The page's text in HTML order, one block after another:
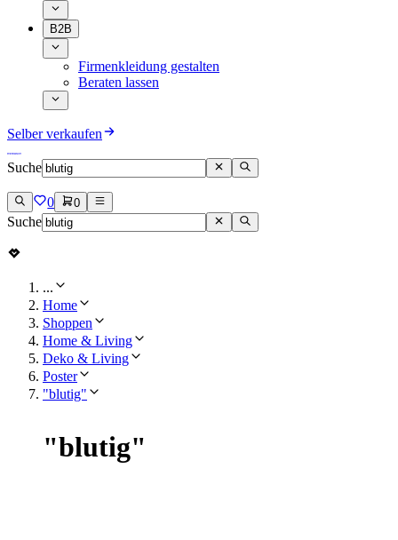
B2B
Firmenkleidung gestalten
Beraten lassen
Selber verkaufen
Suche
0 0
Suche
...
Home
Shoppen
Home & Living
Deko & Living
Poster
"blutig"
"blutig"